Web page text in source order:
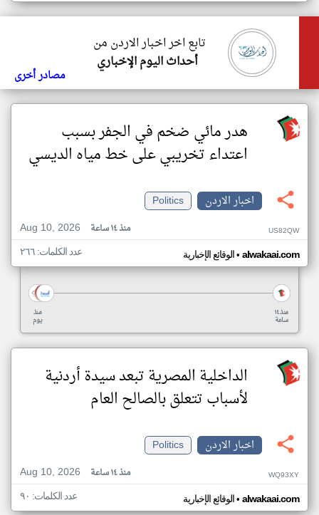
تابع اخر اخبار الاردن من
أحداث اليوم الإخباري
مصادر أخرى
هدر مائي ضخم في الجفر بسبب
اعتداء تخريبي على خط مياه الديسي
اخبار الاردن
Politics
Aug 10, 2026
منذ ١٤ ساعة US82QW
الوقائع الإخبارية• alwakaai.com عدد الكلمات: ٢٦٦
منذ
يوم
منذ ١٤
ساعة
الداخلية المصرية تبعد سيدة أردنية
لأسباب تتعلق بالصالح العام
اخبار الاردن
Politics
Aug 10, 2026
منذ ١٤ ساعة WQ93XY
الوقائع الإخبارية• alwakaai.com عدد الكلمات: ٩٠